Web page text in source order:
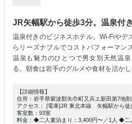
JR矢幅駅から徒歩3分。温泉付
温泉付きのビジネスホテル。Wi-Fiやデ
らリーズナブルでコストパフォーマン
温泉も魅力のひとつで男女別天然温
る。朝食は岩手のグルメや食材を活か
【詳細情報】
住所：岩手県紫波郡矢巾町又兵エ新田第7地
アクセス： [電車]JR 東北本線 矢幅駅から徒
客室数：93室
料金：◆二人素泊まり：3,400円〜／1人 ◆二